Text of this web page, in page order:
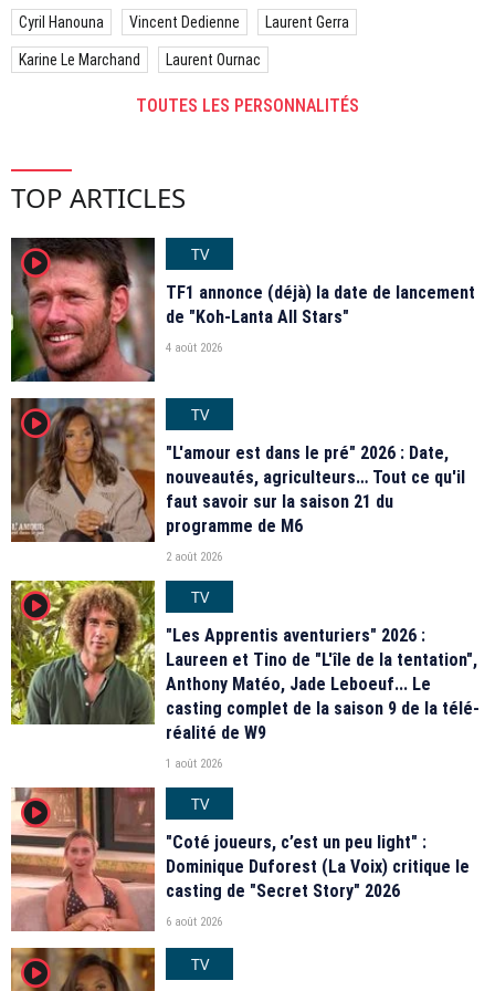
Cyril Hanouna Vincent Dedienne Laurent Gerra
Karine Le Marchand Laurent Ournac
TOUTES LES PERSONNALITÉS
TOP ARTICLES
player2
TV
TF1 annonce (déjà) la date de lancement
de "Koh-Lanta All Stars"
4 août 2026
player2
TV
"L'amour est dans le pré" 2026 : Date,
nouveautés, agriculteurs… Tout ce qu'il
faut savoir sur la saison 21 du
programme de M6
2 août 2026
player2
TV
"Les Apprentis aventuriers" 2026 :
Laureen et Tino de "L'île de la tentation",
Anthony Matéo, Jade Leboeuf... Le
casting complet de la saison 9 de la télé-
réalité de W9
1 août 2026
player2
TV
"Coté joueurs, c’est un peu light" :
Dominique Duforest (La Voix) critique le
casting de "Secret Story" 2026
6 août 2026
player2 TV